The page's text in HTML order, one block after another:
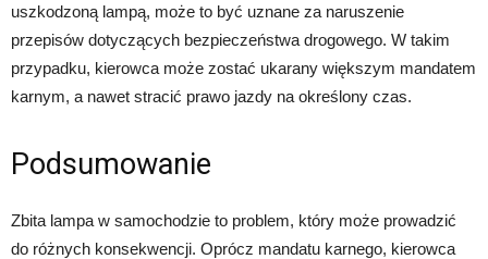
uszkodzoną lampą, może to być uznane za naruszenie
przepisów dotyczących bezpieczeństwa drogowego. W takim
przypadku, kierowca może zostać ukarany większym mandatem
karnym, a nawet stracić prawo jazdy na określony czas.
Podsumowanie
Zbita lampa w samochodzie to problem, który może prowadzić
do różnych konsekwencji. Oprócz mandatu karnego, kierowca